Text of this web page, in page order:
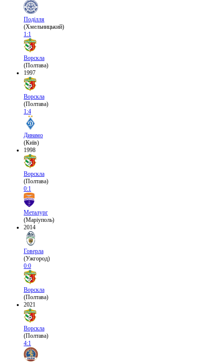
Поділля
(Хмельницький)
1:1
Ворскла
(Полтава)
1997
Ворскла
(Полтава)
1:4
Динамо
(Київ)
1998
Ворскла
(Полтава)
0:1
Металург
(Маріуполь)
2014
Говерла
(Ужгород)
0:0
Ворскла
(Полтава)
2021
Ворскла
(Полтава)
4:1